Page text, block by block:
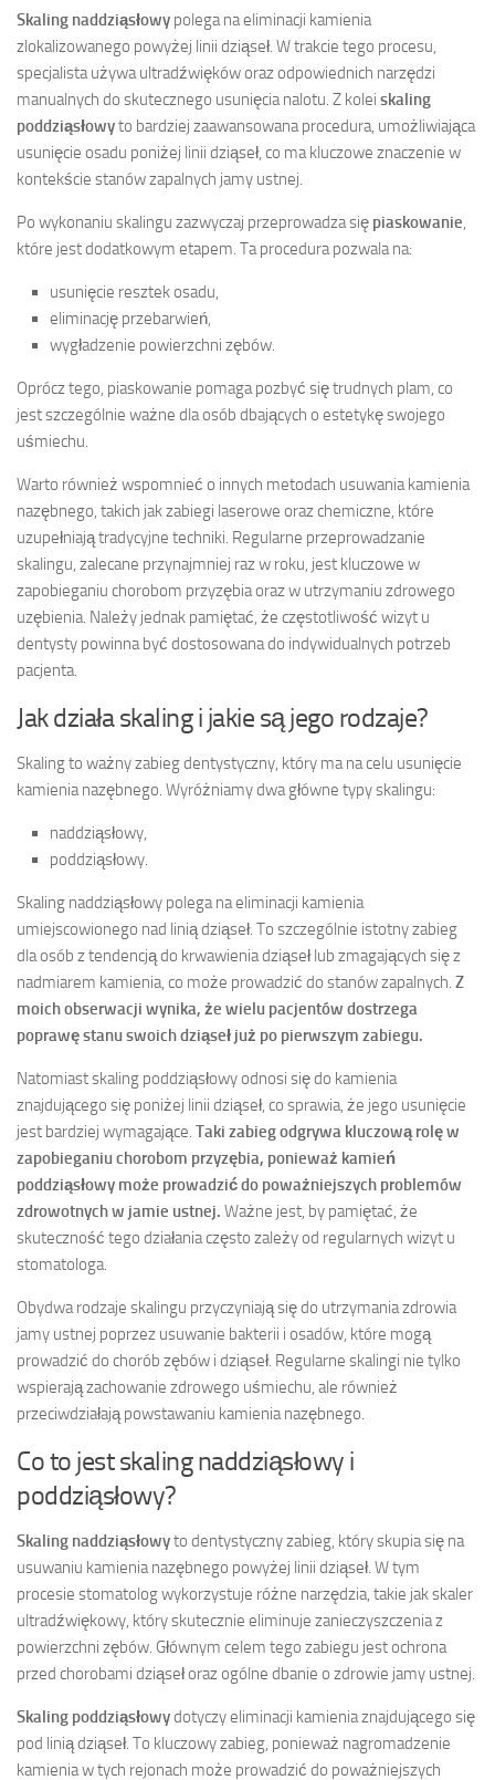
Skaling naddziąsłowy polega na eliminacji kamienia
zlokalizowanego powyżej linii dziąseł. W trakcie tego procesu,
specjalista używa ultradźwięków oraz odpowiednich narzędzi
manualnych do skutecznego usunięcia nalotu. Z kolei skaling
poddziąsłowyto bardziej zaawansowana procedura, umożliwiająca
usunięcie osadu poniżej linii dziąseł, co ma kluczowe znaczenie w
kontekście stanów zapalnych jamy ustnej.
Po wykonaniu skalingu zazwyczaj przeprowadza się piaskowanie,
które jest dodatkowym etapem. Ta procedura pozwala na:
usunięcie resztek osadu,
eliminację przebarwień,
wygładzenie powierzchni zębów.
Oprócz tego, piaskowanie pomaga pozbyć się trudnych plam, co
jest szczególnie ważne dla osób dbających o estetykę swojego
uśmiechu.
Warto również wspomnieć o innych metodach usuwania kamienia
nazębnego, takich jak zabiegi laserowe oraz chemiczne, które
uzupełniają tradycyjne techniki. Regularne przeprowadzanie
skalingu, zalecane przynajmniej raz w roku, jest kluczowe w
zapobieganiu chorobom przyzębia oraz w utrzymaniu zdrowego
uzębienia. Należy jednak pamiętać, że częstotliwość wizyt u
dentysty powinna być dostosowana do indywidualnych potrzeb
pacjenta.
Jak działa skaling i jakie są jego rodzaje?
Skaling to ważny zabieg dentystyczny, który ma na celu usunięcie
kamienia nazębnego. Wyróżniamy dwa główne typy skalingu:
naddziąsłowy,
poddziąsłowy.
Skaling naddziąsłowy polega na eliminacji kamienia
umiejscowionego nad linią dziąseł. To szczególnie istotny zabieg
dla osób z tendencją do krwawienia dziąseł lub zmagających się z
nadmiarem kamienia, co może prowadzić do stanów zapalnych. Z
moich obserwacji wynika, że wielu pacjentów dostrzega
poprawę stanu swoich dziąseł już po pierwszym zabiegu.
Natomiast skaling poddziąsłowy odnosi się do kamienia
znajdującego się poniżej linii dziąseł, co sprawia, że jego usunięcie
jest bardziej wymagające. Taki zabieg odgrywa kluczową rolę w
zapobieganiu chorobom przyzębia, ponieważ kamień
poddziąsłowy może prowadzić do poważniejszych problemów
zdrowotnych w jamie ustnej. Ważne jest, by pamiętać, że
skuteczność tego działania często zależy od regularnych wizyt u
stomatologa.
Obydwa rodzaje skalingu przyczyniają się do utrzymania zdrowia
jamy ustnej poprzez usuwanie bakterii i osadów, które mogą
prowadzić do chorób zębów i dziąseł. Regularne skalingi nie tylko
wspierają zachowanie zdrowego uśmiechu, ale również
przeciwdziałają powstawaniu kamienia nazębnego.
Co to jest skaling naddziąsłowy i
poddziąsłowy?
Skaling naddziąsłowyto dentystyczny zabieg, który skupia się na
usuwaniu kamienia nazębnego powyżej linii dziąseł. W tym
procesie stomatolog wykorzystuje różne narzędzia, takie jak skaler
ultradźwiękowy, który skutecznie eliminuje zanieczyszczenia z
powierzchni zębów. Głównym celem tego zabiegu jest ochrona
przed chorobami dziąseł oraz ogólne dbanie o zdrowie jamy ustnej.
Skaling poddziąsłowydotyczy eliminacji kamienia znajdującego się
pod linią dziąseł. To kluczowy zabieg, ponieważ nagromadzenie
kamienia w tych rejonach może prowadzić do poważniejszych